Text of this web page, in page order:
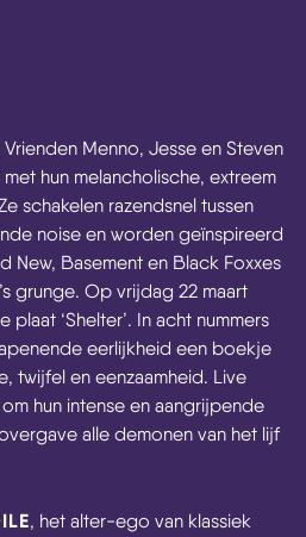
Vrienden Menno, Jesse en Steven
hun melancholische, extreem
schakelen razendsnel tussen
noise en worden geïnspireerd
New, Basement en Black Foxxes
grunge. Op vrijdag 22 maart
plaat ‘Shelter’. In acht nummers
eerlijkheid een boekje
twijfel en eenzaamheid. Live
hun intense en aangrijpende
alle demonen van het lijf
, het alter-ego van klassiek